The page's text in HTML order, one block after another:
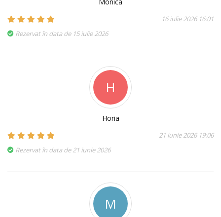
Monica
16 iulie 2026 16:01
Rezervat în data de 15 iulie 2026
H
Horia
21 iunie 2026 19:06
Rezervat în data de 21 iunie 2026
M